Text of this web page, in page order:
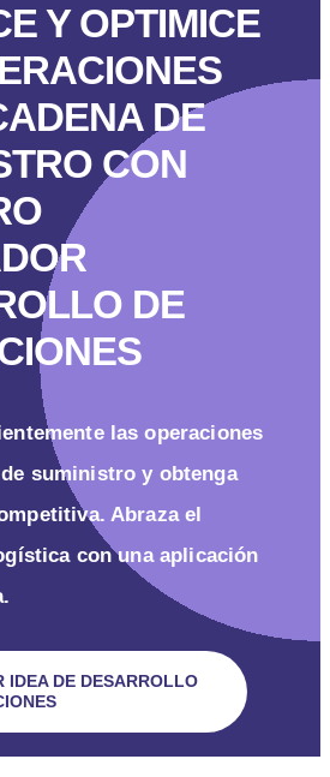
Y OPTIMICE
DE
CON
DE
las operaciones
suministro y obtenga
Abraza el
con una aplicación
IDEA DE DESARROLLO